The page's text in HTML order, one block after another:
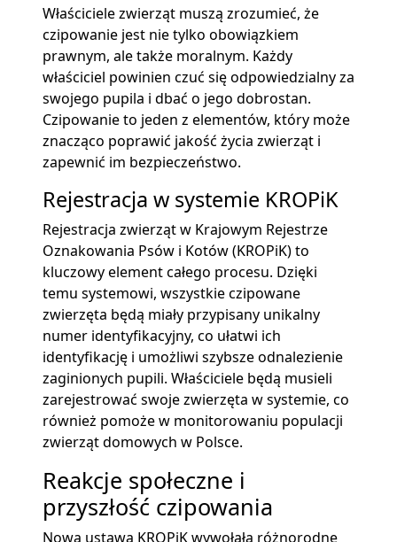
Właściciele zwierząt muszą zrozumieć, że
czipowanie jest nie tylko obowiązkiem
prawnym, ale także moralnym. Każdy
właściciel powinien czuć się odpowiedzialny za
swojego pupila i dbać o jego dobrostan.
Czipowanie to jeden z elementów, który może
znacząco poprawić jakość życia zwierząt i
zapewnić im bezpieczeństwo.
Rejestracja w systemie KROPiK
Rejestracja zwierząt w Krajowym Rejestrze
Oznakowania Psów i Kotów (KROPiK) to
kluczowy element całego procesu. Dzięki
temu systemowi, wszystkie czipowane
zwierzęta będą miały przypisany unikalny
numer identyfikacyjny, co ułatwi ich
identyfikację i umożliwi szybsze odnalezienie
zaginionych pupili. Właściciele będą musieli
zarejestrować swoje zwierzęta w systemie, co
również pomoże w monitorowaniu populacji
zwierząt domowych w Polsce.
Reakcje społeczne i
przyszłość czipowania
Nowa ustawa KROPiK wywołała różnorodne